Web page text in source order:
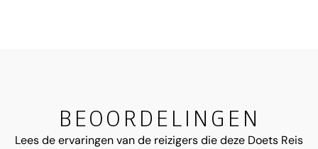
BEOORDELINGEN
Lees de ervaringen van de reizigers die deze Doets Reis